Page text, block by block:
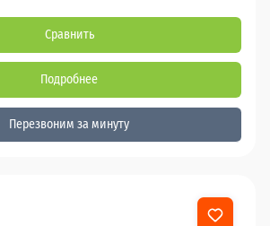
Сравнить
Подробнее
Перезвоним за минуту